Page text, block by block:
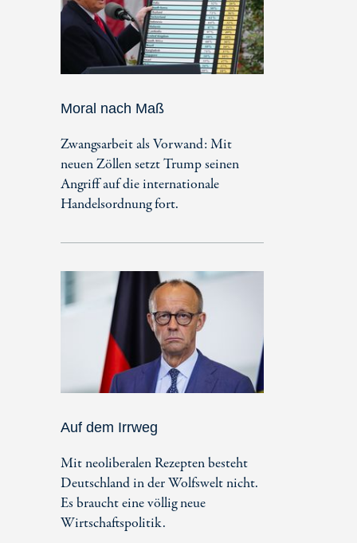
Moral nach Maß
Zwangsarbeit als Vorwand: Mit
neuen Zöllen setzt Trump seinen
Angriff auf die internationale
Handelsordnung fort.
Auf dem Irrweg
Mit neoliberalen Rezepten besteht
Deutschland in der Wolfswelt nicht.
Es braucht eine völlig neue
Wirtschaftspolitik.